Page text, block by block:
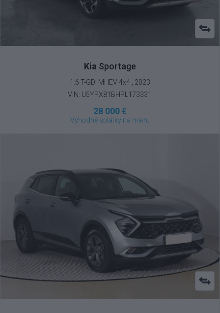
Kia Sportage
1.6 T-GDI MHEV 4x4 , 2023
VIN: U5YPX81BHPL173331
28 000 €
Výhodné splátky na mieru